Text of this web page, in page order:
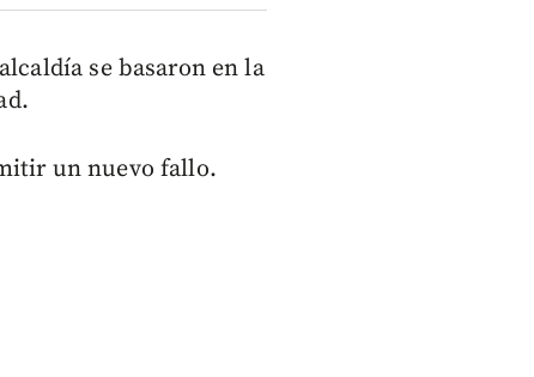
se basaron en la
un nuevo fallo.